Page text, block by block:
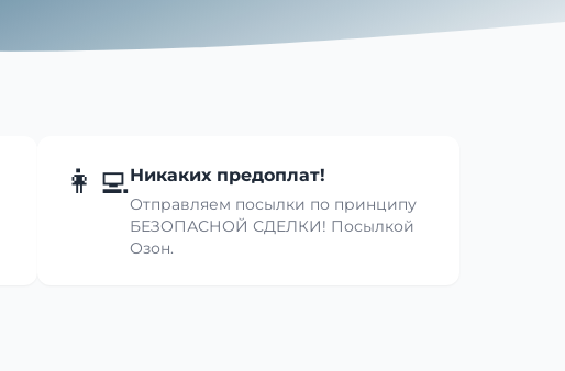
👩‍💻Никаких предоплат!
Отправляем посылки по принципу
БЕЗОПАСНОЙ СДЕЛКИ! Посылкой
Озон.